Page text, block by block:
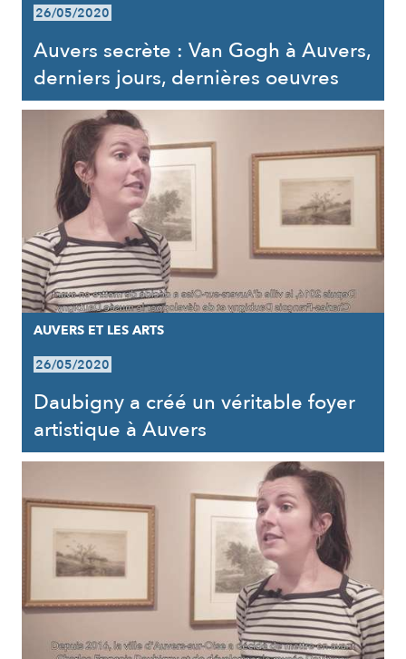
26/05/2020
Auvers secrète : Van Gogh à Auvers,
derniers jours, dernières oeuvres
AUVERS ET LES ARTS
26/05/2020
Daubigny a créé un véritable foyer
artistique à Auvers